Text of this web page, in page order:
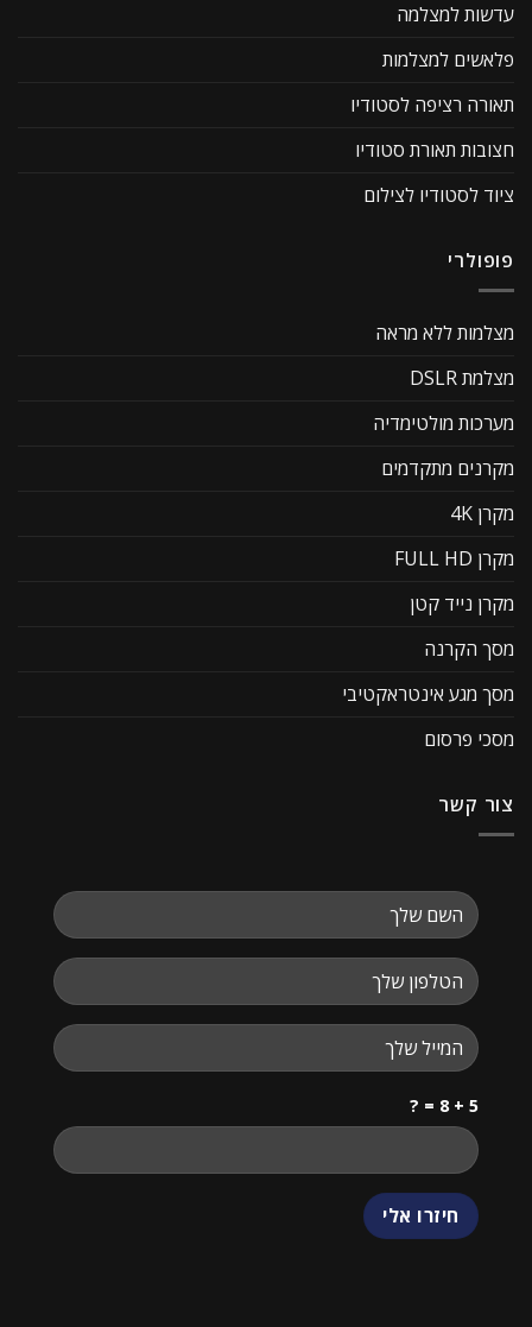
עדשות למצלמה
פלאשים למצלמות
תאורה רציפה לסטודיו
חצובות תאורת סטודיו
ציוד לסטודיו לצילום
פופולרי
מצלמות ללא מראה
מצלמת DSLR
מערכות מולטימדיה
מקרנים מתקדמים
מקרן 4K
מקרן FULL HD
מקרן נייד קטן
מסך הקרנה
מסך מגע אינטראקטיבי
מסכי פרסום
צור קשר
5 + 8 = ?